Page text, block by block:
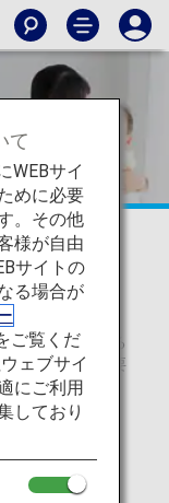
使用の
てご使用になる
に記載の認定要
。
である
て
WEBサイ
めに必要
。その他
様が自由
サイトの
る場合が
ご覧くだ
ェブサイ
にご利用
しており